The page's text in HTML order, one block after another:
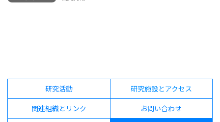
研究活動
研究施設とアクセス
関連組織とリンク
お問い合わせ